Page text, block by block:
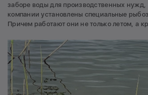
заборе воды для производственных нужд,
компании установлены специальные
Причем работают они не только летом, а